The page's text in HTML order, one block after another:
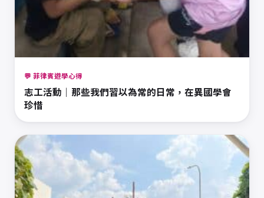
💬 菲律賓遊學心得
志工活動｜那些我們習以為常的日常，在異國學會
珍惜